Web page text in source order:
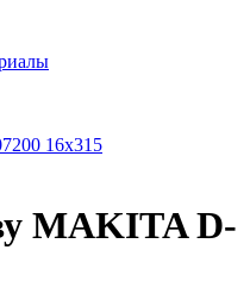
MAKITA D-